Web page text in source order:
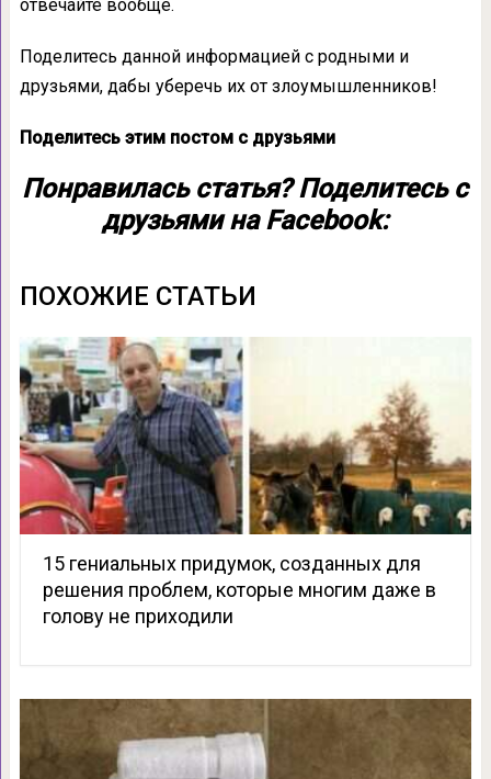
отвечайте вообще.
Поделитесь данной информацией с родными и
друзьями, дабы уберечь их от злоумышленников!
Поделитесь этим постом с друзьями
Понравилась статья? Поделитесь с
друзьями на Facebook:
ПОХОЖИЕ СТАТЬИ
15 гениальных придумок, созданных для
решения проблем, которые многим даже в
голову не приходили